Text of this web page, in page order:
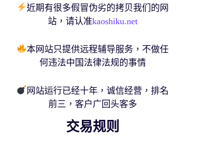
近期有很多假冒伪劣的拷贝我们的网
站，请认准kaoshiku.net
本网站只提供远程辅导服务，不做任
何违法中国法律法规的事情
网站运行已经十年，诚信经营，排名
前三，客户广回头客多
交易规则